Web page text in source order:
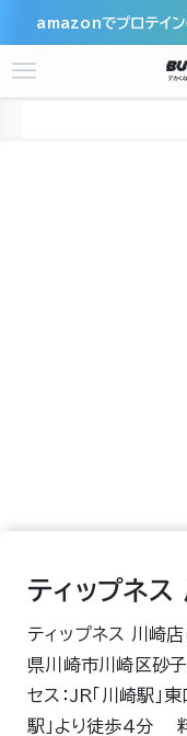
amazonでプロテイン
ティップネス
ティップネス 川崎店
県川崎市川崎区砂
セス：JR「川崎駅
駅」より徒歩4分